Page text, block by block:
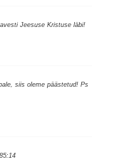
Jeesuse Kristuse läbi!
siis oleme päästetud! Ps